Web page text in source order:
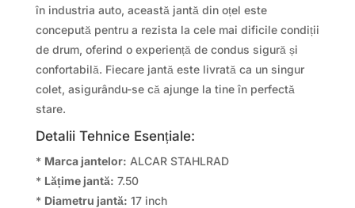
în industria auto, această jantă din oțel este
concepută pentru a rezista la cele mai dificile condiții
de drum, oferind o experiență de condus sigură și
confortabilă. Fiecare jantă este livrată ca un singur
colet, asigurându-se că ajunge la tine în perfectă
stare.
Detalii Tehnice Esențiale:
* Marca jantelor: ALCAR STAHLRAD
* Lățime jantă: 7.50
* Diametru jantă: 17 inch